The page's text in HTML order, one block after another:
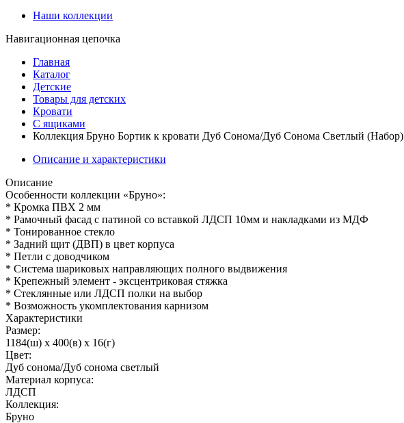
Наши коллекции
Навигационная цепочка
Главная
Каталог
Детские
Товары для детских
Кровати
С ящиками
Коллекция Бруно Бортик к кровати Дуб Сонома/Дуб Сонома Светлый (Набор)
Описание и характеристики
Описание
Особенности коллекции «Бруно»:
* Кромка ПВХ 2 мм
* Рамочный фасад с патиной со вставкой ЛДСП 10мм и накладками из МДФ
* Тонированное стекло
* Задний щит (ДВП) в цвет корпуса
* Петли с доводчиком
* Система шариковых направляющих полного выдвижения
* Крепежный элемент - эксцентриковая стяжка
* Стеклянные или ЛДСП полки на выбор
* Возможность укомплектования карнизом
Характеристики
Размер:
1184(ш) x 400(в) x 16(г)
Цвет:
Дуб сонома/Дуб сонома светлый
Материал корпуса:
ЛДСП
Коллекция:
Бруно